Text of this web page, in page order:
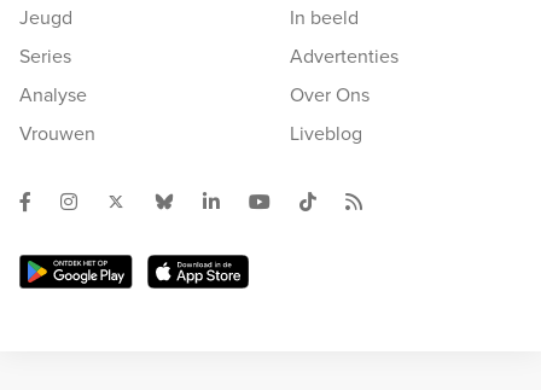
Jeugd
Series
Analyse
Vrouwen
In beeld
Advertenties
Over Ons
Liveblog